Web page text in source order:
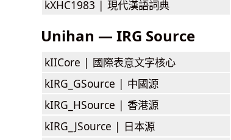
kXHC1983 | 現代漢語詞典
Unihan — IRG Source
kIICore | 國際表意文字核心
kIRG_GSource | 中國源
kIRG_HSource | 香港源
kIRG_JSource | 日本源